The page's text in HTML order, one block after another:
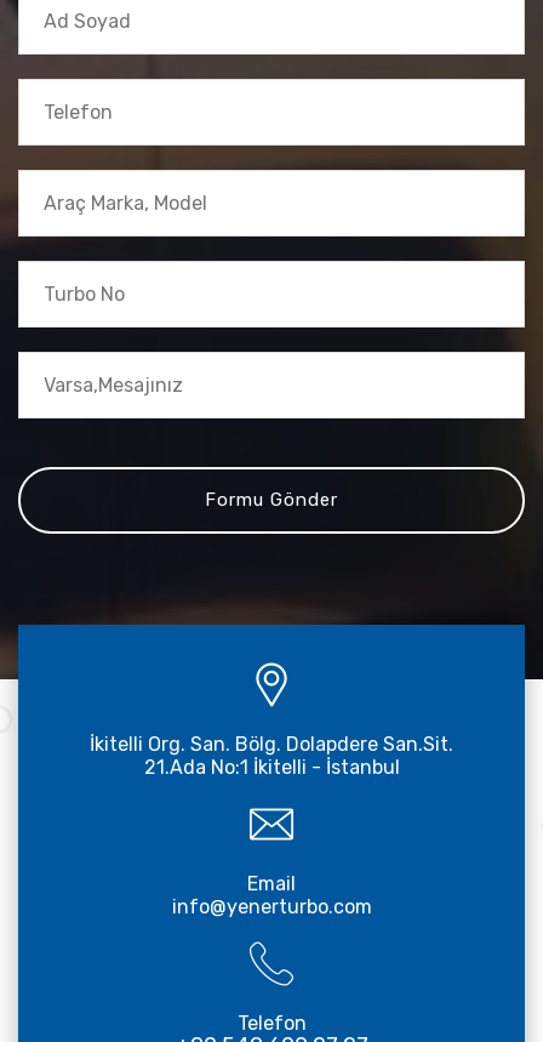
İkitelli Org. San. Bölg. Dolapdere San.Sit.
21.Ada No:1 İkitelli - İstanbul
Email
info@yenerturbo.com
Telefon